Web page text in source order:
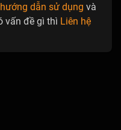
hướng dẫn sử dụng và
vấn đề gì thì Liên hệ